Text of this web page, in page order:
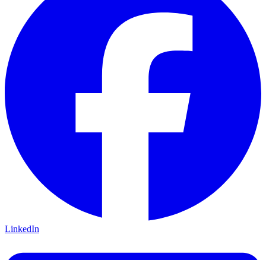
LinkedIn